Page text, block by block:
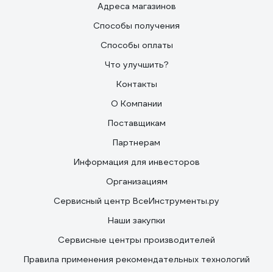
Адреса магазинов
Способы получения
Способы оплаты
Что улучшить?
Контакты
О Компании
Поставщикам
Партнерам
Информация для инвесторов
Организациям
Сервисный центр ВсеИнструменты.ру
Наши закупки
Сервисные центры производителей
Правила применения рекомендательных технологий